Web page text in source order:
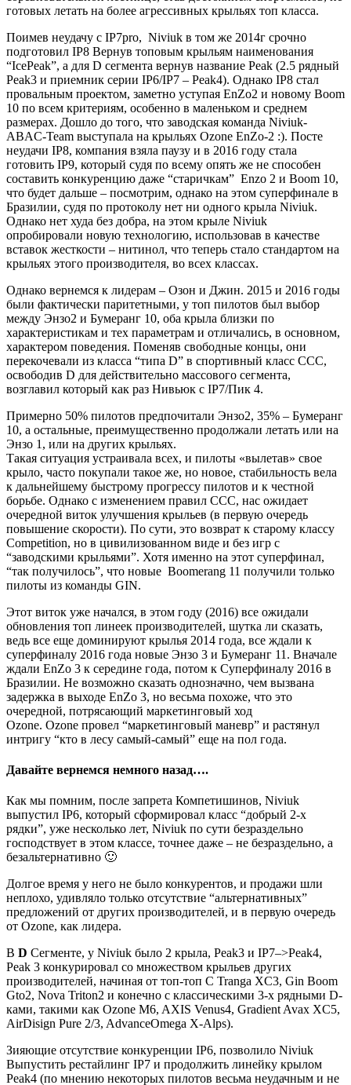
готовых летать на более агрессивных крыльях топ класса.
Поимев неудачу с IP7pro, Niviuk в том же 2014г срочно
подготовил IP8 Вернув топовым крыльям наименования
“IcePeak”, а для D сегмента вернув название Peak (2.5 рядный
Peak3 и приемник серии IP6/IP7 – Peak4). Однако IP8 стал
провальным проектом, заметно уступая EnZo2 и новому Boom
10 по всем критериям, особенно в маленьком и среднем
размерах. Дошло до того, что заводская команда Niviuk-
ABAС-Team выступала на крыльях Ozone EnZo-2 :). Посте
неудачи IP8, компания взяла паузу и в 2016 году стала
готовить IP9, который судя по всему опять же не способен
составить конкуренцию даже “старичкам” Enzo 2 и Boom 10,
что будет дальше – посмотрим, однако на этом суперфинале в
Бразилии, судя по протоколу нет ни одного крыла Niviuk.
Однако нет худа без добра, на этом крыле Niviuk
опробировали новую технологию, использовав в качестве
вставок жесткости – нитинол, что теперь стало стандартом на
крыльях этого производителя, во всех классах.
Однако вернемся к лидерам – Озон и Джин. 2015 и 2016 годы
были фактически паритетными, у топ пилотов был выбор
между Энзо2 и Бумеранг 10, оба крыла близки по
характеристикам и тех параметрам и отличались, в основном,
характером поведения. Поменяв свободные концы, они
перекочевали из класса “типа D” в спортивный класс ССС,
освободив D для действительно массового сегмента,
возглавил который как раз Нивьюк с IP7/Пик 4.
Примерно 50% пилотов предпочитали Энзо2, 35% – Бумеранг
10, а остальные, преимущественно продолжали летать или на
Энзо 1, или на других крыльях.
Такая ситуация устраивала всех, и пилоты «вылетав» свое
крыло, часто покупали такое же, но новое, стабильность вела
к дальнейшему быстрому прогрессу пилотов и к честной
борьбе. Однако с изменением правил ССС, нас ожидает
очередной виток улучшения крыльев (в первую очередь
повышение скорости). По сути, это возврат к старому классу
Competition, но в цивилизованном виде и без игр с
“заводскими крыльями”. Хотя именно на этот суперфинал,
“так получилось”, что новые Boomerang 11 получили только
пилоты из команды GIN.
Этот виток уже начался, в этом году (2016) все ожидали
обновления топ линеек производителей, шутка ли сказать,
ведь все еще доминируют крылья 2014 года, все ждали к
суперфиналу 2016 года новые Энзо 3 и Бумеранг 11. Вначале
ждали EnZo 3 к середине года, потом к Суперфиналу 2016 в
Бразилии. Не возможно сказать однозначно, чем вызвана
задержка в выходе EnZo 3, но весьма похоже, что это
очередной, потрясающий маркетинговый ход
Ozone. Ozone провел “маркетинговый маневр” и растянул
интригу “кто в лесу самый-самый” еще на пол года.
Давайте вернемся немного назад….
Как мы помним, после запрета Компетишинов, Niviuk
выпустил IP6, который сформировал класс “добрый 2-х
рядки”, уже несколько лет, Niviuk по сути безраздельно
господствует в этом классе, точнее даже – не безраздельно, а
безальтернативно 🙂
Долгое время у него не было конкурентов, и продажи шли
неплохо, удивляло только отсутствие “альтернативных”
предложений от других производителей, и в первую очередь
от Ozone, как лидера.
В D Сегменте, у Niviuk было 2 крыла, Peak3 и IP7–>Peak4,
Peak 3 конкурировал со множеством крыльев других
производителей, начиная от топ-топ С Tranga XC3, Gin Boom
Gto2, Nova Triton2 и конечно с классическими 3-х рядными D-
ками, такими как Ozone M6, AXIS Venus4, Gradient Avax XC5,
AirDisign Pure 2/3, AdvanceOmega X-Alps).
Зияющие отсутствие конкуренции IP6, позволило Niviuk
Выпустить рестайлинг IP7 и продолжить линейку крылом
Peak4 (по мнению некоторых пилотов весьма неудачным и не